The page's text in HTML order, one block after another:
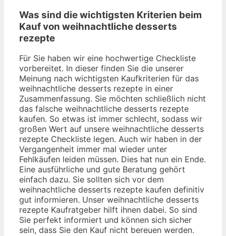
Was sind die wichtigsten Kriterien beim
Kauf von weihnachtliche desserts
rezepte
Für Sie haben wir eine hochwertige Checkliste
vorbereitet. In dieser finden Sie die unserer
Meinung nach wichtigsten Kaufkriterien für das
weihnachtliche desserts rezepte in einer
Zusammenfassung. Sie möchten schließlich nicht
das falsche weihnachtliche desserts rezepte
kaufen. So etwas ist immer schlecht, sodass wir
großen Wert auf unsere weihnachtliche desserts
rezepte Checkliste legen. Auch wir haben in der
Vergangenheit immer mal wieder unter
Fehlkäufen leiden müssen. Dies hat nun ein Ende.
Eine ausführliche und gute Beratung gehört
einfach dazu. Sie sollten sich vor dem
weihnachtliche desserts rezepte kaufen definitiv
gut informieren. Unser weihnachtliche desserts
rezepte Kaufratgeber hilft ihnen dabei. So sind
Sie perfekt informiert und können sich sicher
sein, dass Sie den Kauf nicht bereuen werden.